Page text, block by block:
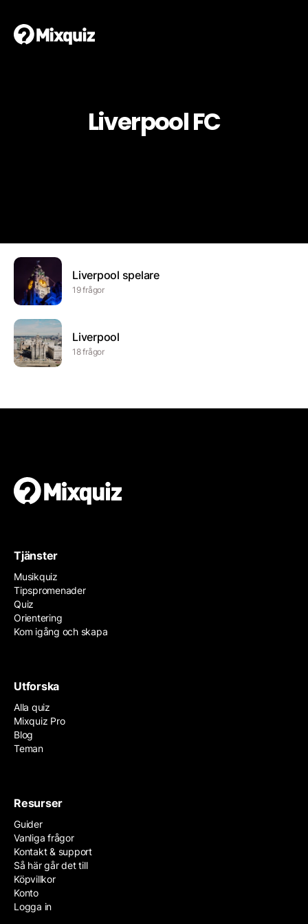
Liverpool FC
Liverpool spelare
19 frågor
Liverpool
18 frågor
Tjänster
Musikquiz
Tipspromenader
Quiz
Orientering
Kom igång och skapa
Utforska
Alla quiz
Mixquiz Pro
Blog
Teman
Resurser
Guider
Vanliga frågor
Kontakt & support
Så här går det till
Köpvillkor
Konto
Logga in